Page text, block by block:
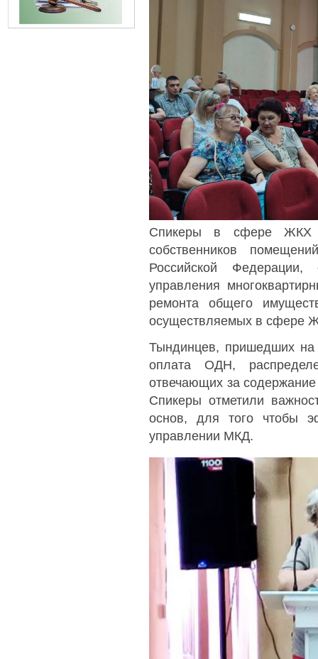
Спикеры в сфере ЖКХ
собственников
Российской
управления
ремонта общего
осуществляемых в сфере
Тындинцев, пришедших на
оплата ОДН,
отвечающих за
Спикеры отметили
основ, для того чтобы
управлении МКД.